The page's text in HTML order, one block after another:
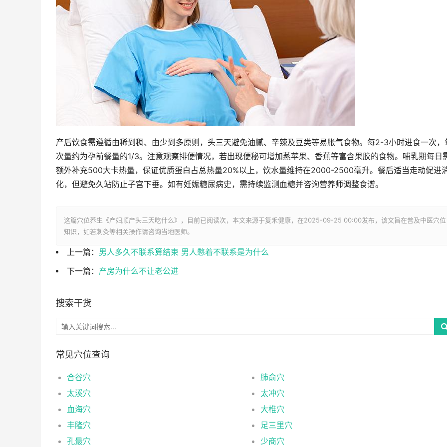
产后饮食需遵循由稀到稠、由少到多原则，头三天避免油腻、辛辣及豆类等易胀气食物。每2-3小时进食一次，
次量约为孕前餐量的1/3。注意观察排便情况，若出现便秘可增加蒸苹果、香蕉等富含果胶的食物。哺乳期每日
额外补充500大卡热量，保证优质蛋白占总热量20%以上，饮水量维持在2000-2500毫升。餐后适当走动促进
化，但避免久站防止子宫下垂。如有妊娠糖尿病史，需持续监测血糖并咨询营养师调整食谱。
这篇穴位养生《产妇顺产头三天吃什么》，目前已阅读次，本文来源于复禾健康，在2025-09-25 00:00发布，该文旨在普及中医穴位
知识，如若刺灸等相关操作请咨询当地医师。
上一篇： 男人多久不联系算结束 男人憋着不联系是为什么
下一篇： 产房为什么不让老公进
搜索干货
常见穴位查询
合谷穴
肺俞穴
太溪穴
太冲穴
血海穴
大椎穴
丰隆穴
足三里穴
孔最穴
少商穴